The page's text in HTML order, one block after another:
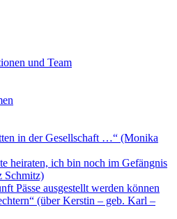
und Team
in der Gesellschaft …“ (Monika
heiraten, ich bin noch im Gefängnis
Schmitz)
Pässe ausgestellt werden können
(über Kerstin – geb. Karl –